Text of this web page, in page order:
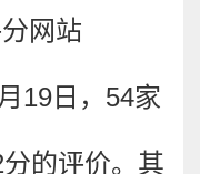
网站
19日，54家
的评价。其